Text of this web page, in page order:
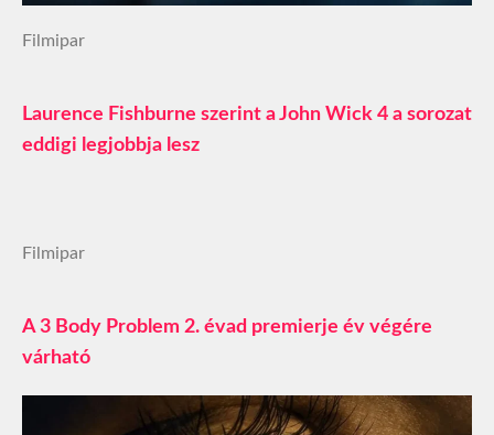
Filmipar
Laurence Fishburne szerint a John Wick 4 a sorozat
eddigi legjobbja lesz
Filmipar
A 3 Body Problem 2. évad premierje év végére
várható